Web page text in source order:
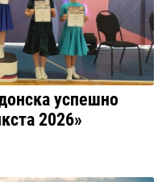
успешно
2026»